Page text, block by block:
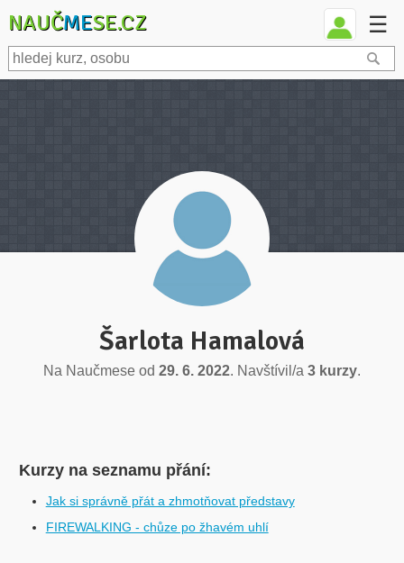
NAUČMESE.CZ ☰
Šarlota Hamalová
Na Naučmese od 29. 6. 2022. Navštívil/a 3 kurzy.
Kurzy na seznamu přání:
Jak si správně přát a zhmotňovat představy
FIREWALKING - chůze po žhavém uhlí